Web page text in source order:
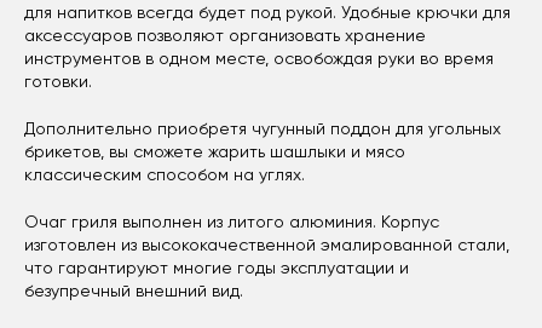
для напитков всегда будет под рукой. Удобные крючки для
аксессуаров позволяют организовать хранение
инструментов в одном месте, освобождая руки во время
готовки.
Дополнительно приобретя чугунный поддон для угольных
брикетов, вы сможете жарить шашлыки и мясо
классическим способом на углях.
Очаг гриля выполнен из литого алюминия. Корпус
изготовлен из высококачественной эмалированной стали,
что гарантируют многие годы эксплуатации и
безупречный внешний вид.